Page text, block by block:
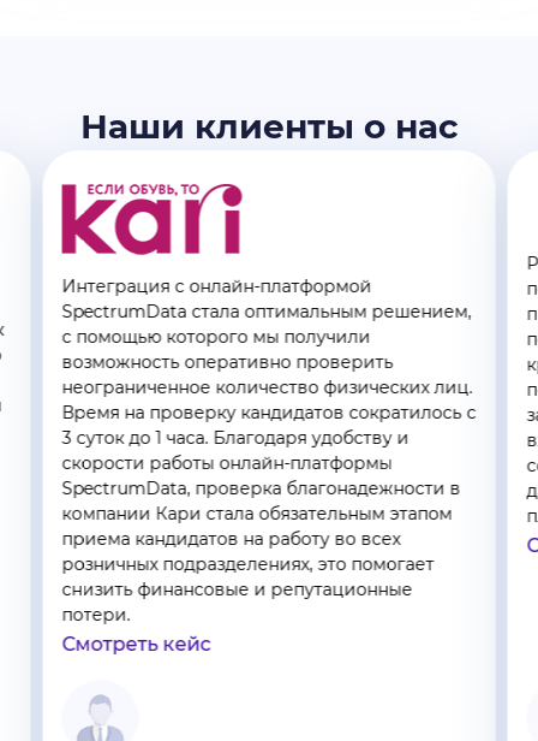
Наши клиенты о нас
Интеграция с онлайн-платформой
SpectrumData стала оптимальным решением,
с помощью которого мы получили
возможность оперативно проверить
неограниченное количество физических лиц.
Время на проверку кандидатов сократилось с
3 суток до 1 часа. Благодаря удобству и
скорости работы онлайн-платформы
SpectrumData, проверка благонадежности в
компании Кари стала обязательным этапом
приема кандидатов на работу во всех
розничных подразделениях, это помогает
снизить финансовые и репутационные
потери.
Смотреть кейс